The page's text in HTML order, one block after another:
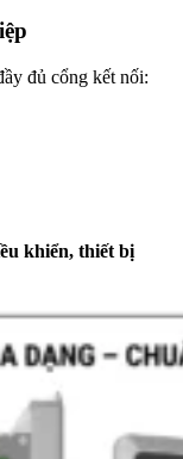
đủ cổng kết nối:
khiển, thiết bị